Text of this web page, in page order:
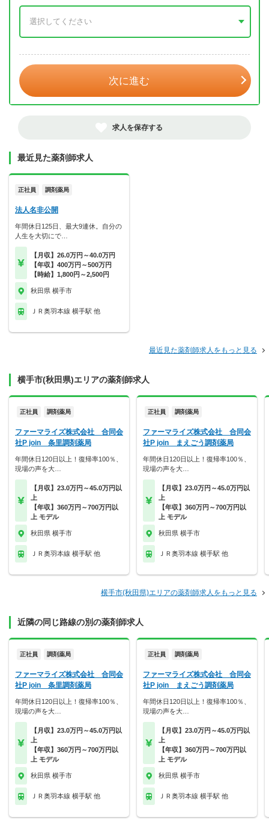
次に進む
求人を保存する
最近見た薬剤師求人
正社員 調剤薬局
法人名非公開
年間休日125日、最大9連休。自分の
人生を大切にで…
【月収】26.0万円～40.0万円
【年収】400万円～500万円
【時給】1,800円～2,500円
秋田県 横手市
ＪＲ奥羽本線 横手駅 他
最近見た薬剤師求人をもっと見る
横手市(秋田県)エリアの薬剤師求人
正社員 調剤薬局
ファーマライズ株式会社 合同会
社P join 条里調剤薬局
年間休日120日以上！復帰率100％、
現場の声を大…
【月収】23.0万円～45.0万円以
上
【年収】360万円～700万円以
上 モデル
秋田県 横手市
ＪＲ奥羽本線 横手駅 他
正社員 調剤薬局
ファーマライズ株式会社 合同会
社P join まえごう調剤薬局
年間休日120日以上！復帰率100％、
現場の声を大…
【月収】23.0万円～45.0万円以
上
【年収】360万円～700万円以
上 モデル
秋田県 横手市
ＪＲ奥羽本線 横手駅 他
横手市(秋田県)エリアの薬剤師求人をもっと見る
近隣の同じ路線の別の薬剤師求人
正社員 調剤薬局
ファーマライズ株式会社 合同会
社P join 条里調剤薬局
年間休日120日以上！復帰率100％、
現場の声を大…
【月収】23.0万円～45.0万円以
上
【年収】360万円～700万円以
上 モデル
秋田県 横手市
ＪＲ奥羽本線 横手駅 他
正社員 調剤薬局
ファーマライズ株式会社 合同会
社P join まえごう調剤薬局
年間休日120日以上！復帰率100％、
現場の声を大…
【月収】23.0万円～45.0万円以
上
【年収】360万円～700万円以
上 モデル
秋田県 横手市
ＪＲ奥羽本線 横手駅 他